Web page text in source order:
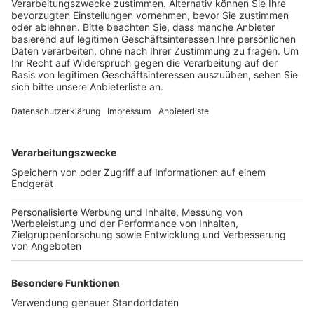
getroffen, heißt es von der KSK.
Veröffentlicht:Mittwoch, 01.12.2021 11:00
Anzeige
Dort können die Kunden mit ihrer Girokarte ohne
entfallen. Mann freue sich über das gemeinschaftliche
Miteinander , so die Kreissparkasse. Außerdem komme
dreimal in der Woche die rollende Sparkassenfiliale mit
persönlichen Ansprechpartnern in Stommeln vorbei.
Wann die durch die Sprengung massiv beschädigte
Filiale der Kreissparkasse wieder öffnen kann, steht
noch nicht fest.
Anzeige